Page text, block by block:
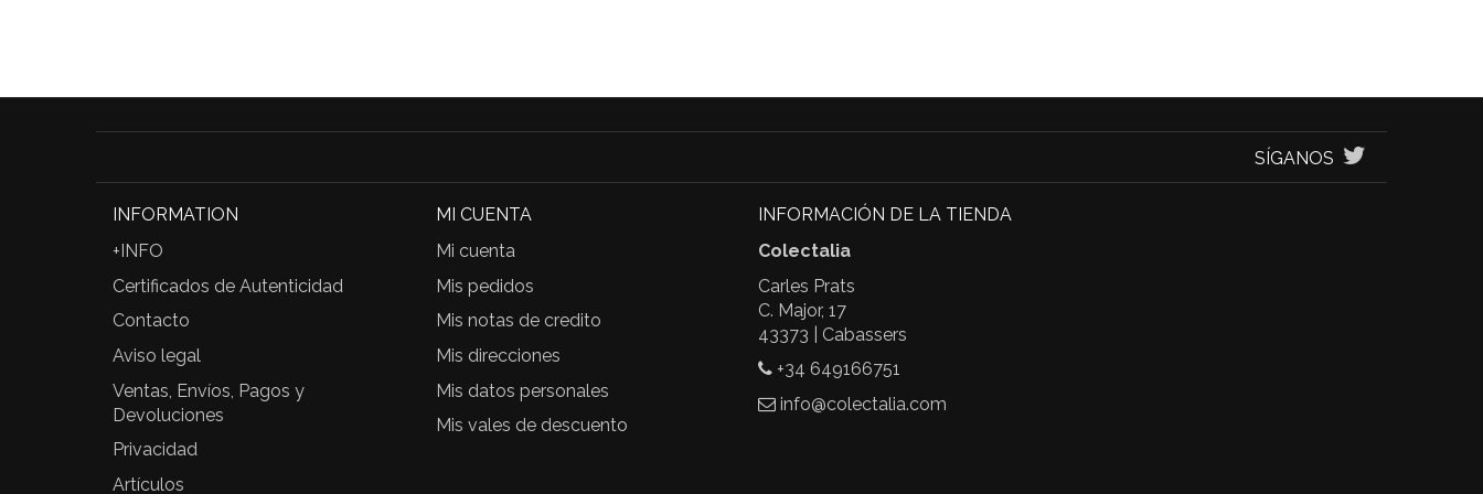
SÍGANOS
INFORMATION
+INFO
Certificados de Autenticidad
Contacto
Aviso legal
Ventas, Envíos, Pagos y
Devoluciones
Privacidad
Artículos
MI CUENTA
Mi cuenta
Mis pedidos
Mis notas de credito
Mis direcciones
Mis datos personales
Mis vales de descuento
INFORMACIÓN DE LA TIENDA
Colectalia
Carles Prats
C. Major, 17
43373 | Cabassers
+34 649166751
info@colectalia.com